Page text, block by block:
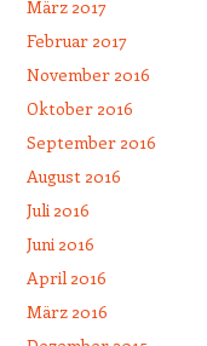
März 2017
Februar 2017
November 2016
Oktober 2016
September 2016
August 2016
Juli 2016
Juni 2016
April 2016
März 2016